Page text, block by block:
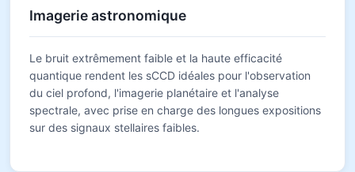
Imagerie astronomique
Le bruit extrêmement faible et la haute efficacité
quantique rendent les sCCD idéales pour l'observation
du ciel profond, l'imagerie planétaire et l'analyse
spectrale, avec prise en charge des longues expositions
sur des signaux stellaires faibles.